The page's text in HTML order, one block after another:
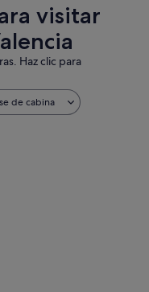
visitar
Haz clic para
de cabina